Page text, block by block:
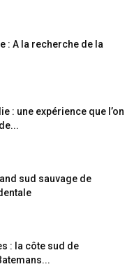
: A la recherche de la
: une expérience que l’on
sud sauvage de
: la côte sud de